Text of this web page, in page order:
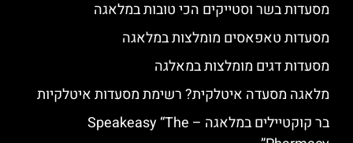
מסעדות בשר וסטייקים הכי טובות במלאגה
מסעדות טאפאסים מומלצות במלאגה
מסעדות דגים מומלצות במאלגה
מלאגה מסעדה איטלקית? רשימת מסעדות איטלקיות
בר קוקטיילים במלאגה – Speakeasy “The